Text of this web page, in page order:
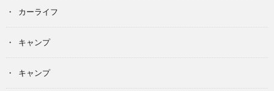
カーライフ
キャンプ
キャンプ